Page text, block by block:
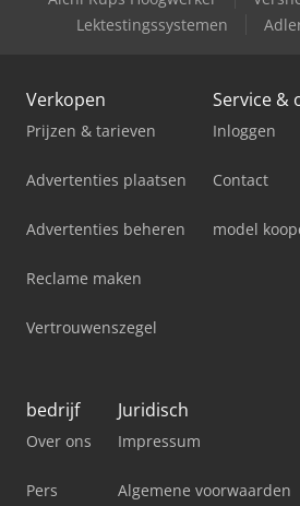
Valla 120 E
Lektestingssystemen
Verkopen
Prijzen & tarieven
Advertenties plaatsen
Advertenties beheren
Reclame maken
Vertrouwenszegel
Service &
Inloggen
Contact
model
bedrijf
Over ons
Pers
Juridisch
Impressum
Algemene voorwaarden